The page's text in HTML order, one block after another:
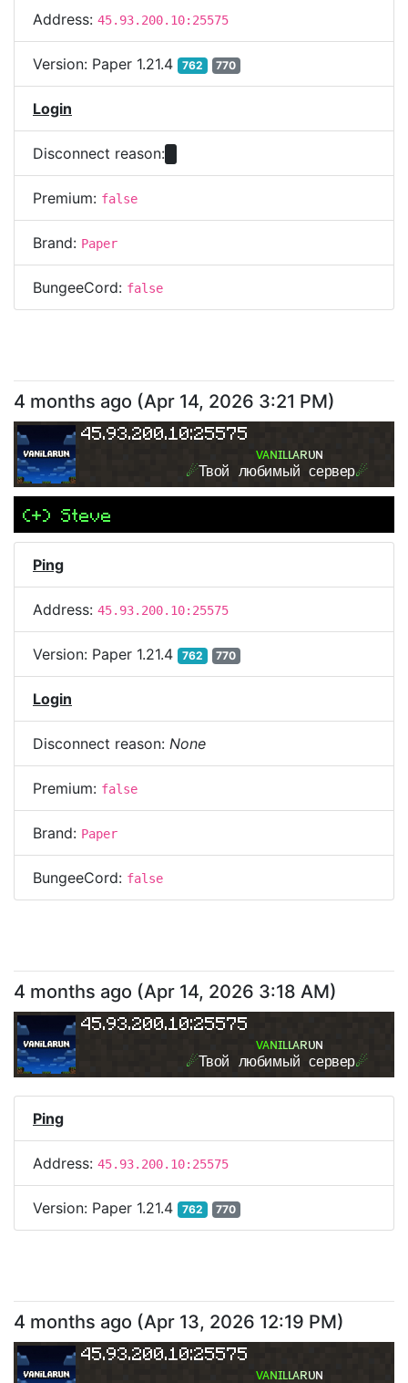
Address: 45.93.200.10:25575
Version: Paper 1.21.4 762 770
Login
Disconnect reason:
Premium: false
Brand: Paper
BungeeCord: false
4 months ago (Apr 14, 2026 3:21 PM)
45.93.200.10:25575
ᴠᴀɴɪʟʟᴀʀᴜɴ
☄Твой любимый сервер☄
(+) Steve
Ping
Address: 45.93.200.10:25575
Version: Paper 1.21.4 762 770
Login
Disconnect reason: None
Premium: false
Brand: Paper
BungeeCord: false
4 months ago (Apr 14, 2026 3:18 AM)
45.93.200.10:25575
ᴠᴀɴɪʟʟᴀʀᴜɴ
☄Твой любимый сервер☄
Ping
Address: 45.93.200.10:25575
Version: Paper 1.21.4 762 770
4 months ago (Apr 13, 2026 12:19 PM)
45.93.200.10:25575
ᴠᴀɴɪʟʟᴀʀᴜɴ